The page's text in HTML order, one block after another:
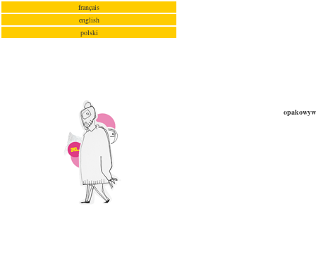
français
english
polski